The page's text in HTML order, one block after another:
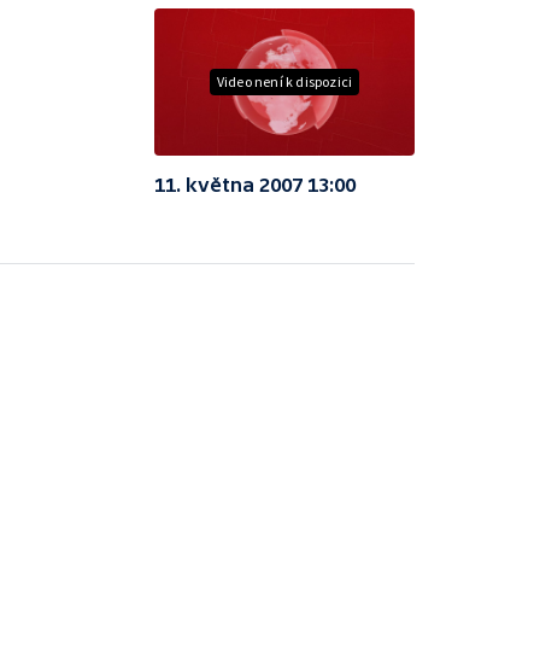
Video není k dispozici
11. května 2007 13:00